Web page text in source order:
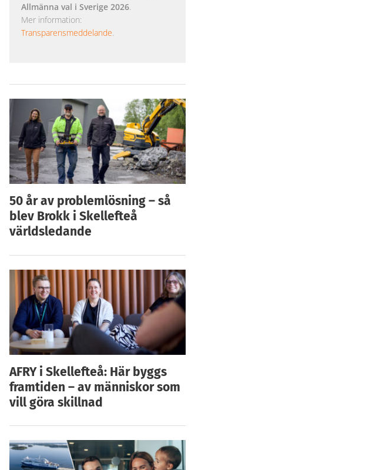
Allmänna val i Sverige 2026.
Mer information:
Transparensmeddelande.
50 år av problemlösning – så
blev Brokk i Skellefteå
världsledande
AFRY i Skellefteå: Här byggs
framtiden – av människor som
vill göra skillnad